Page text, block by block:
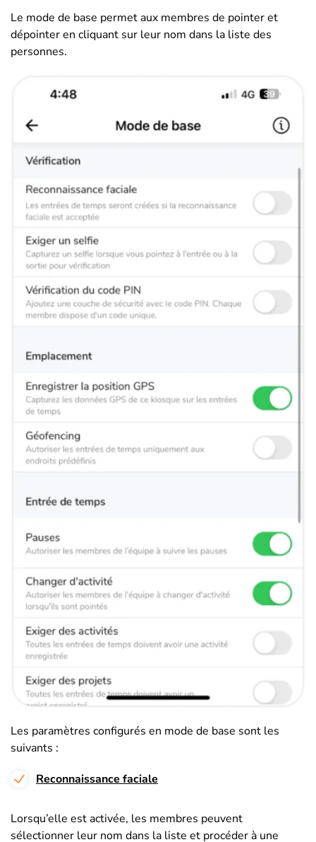
Le mode de base permet aux membres de pointer et
dépointer en cliquant sur leur nom dans la liste des
personnes.
Les paramètres configurés en mode de base sont les
suivants :
Reconnaissance faciale
Lorsqu’elle est activée, les membres peuvent
sélectionner leur nom dans la liste et procéder à une